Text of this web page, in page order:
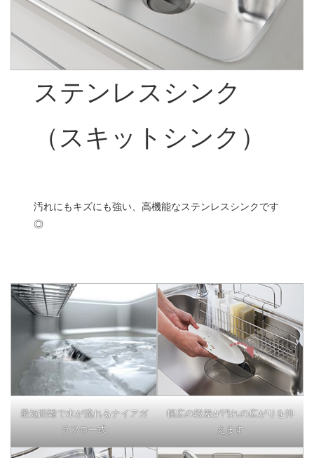
ステンレスシンク
（スキットシンク）
汚れにもキズにも強い、高機能なステンレスシンクです
◎
最短距離で水が流れるナイアガ
ラフロー式
幅広の段差が汚れの広がりを抑
えます